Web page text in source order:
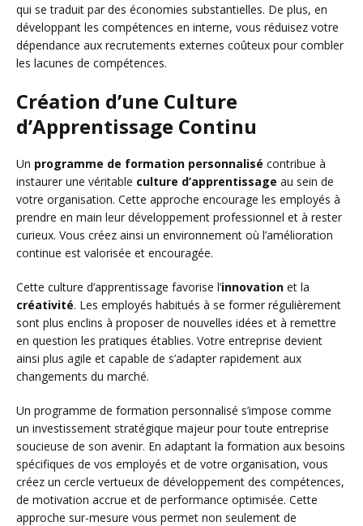
qui se traduit par des économies substantielles. De plus, en
développant les compétences en interne, vous réduisez votre
dépendance aux recrutements externes coûteux pour combler
les lacunes de compétences.
Création d’une Culture
d’Apprentissage Continu
Un programme de formation personnalisé contribue à
instaurer une véritable culture d’apprentissage au sein de
votre organisation. Cette approche encourage les employés à
prendre en main leur développement professionnel et à rester
curieux. Vous créez ainsi un environnement où l’amélioration
continue est valorisée et encouragée.
Cette culture d’apprentissage favorise l’innovation et la
créativité. Les employés habitués à se former régulièrement
sont plus enclins à proposer de nouvelles idées et à remettre
en question les pratiques établies. Votre entreprise devient
ainsi plus agile et capable de s’adapter rapidement aux
changements du marché.
Un programme de formation personnalisé s’impose comme
un investissement stratégique majeur pour toute entreprise
soucieuse de son avenir. En adaptant la formation aux besoins
spécifiques de vos employés et de votre organisation, vous
créez un cercle vertueux de développement des compétences,
de motivation accrue et de performance optimisée. Cette
approche sur-mesure vous permet non seulement de